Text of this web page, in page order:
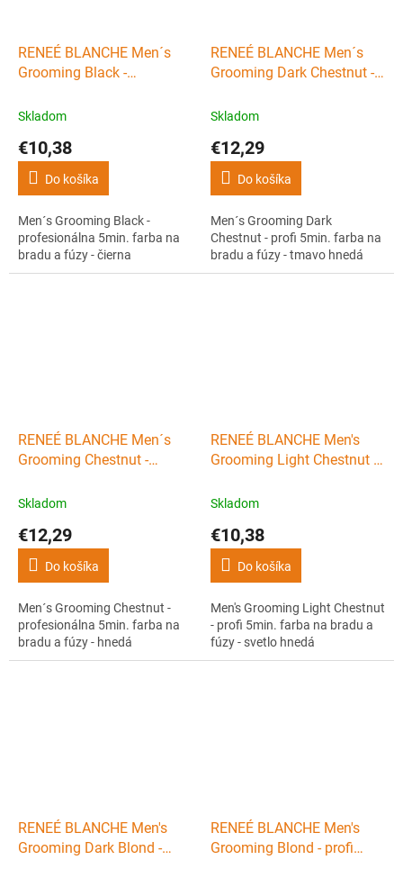
RENEÉ BLANCHE Men´s
Grooming Black -
na bradu a fúzy - čierna
Skladom
€10,38
Do košíka
Men´s Grooming Black -
profesionálna 5min. farba na
bradu a fúzy - čierna
RENEÉ BLANCHE Men´s
Grooming Dark Chestnut -
a fúzy - tmavo hnedá
Skladom
€12,29
Do košíka
Men´s Grooming Dark
Chestnut - profi 5min. farba na
bradu a fúzy - tmavo hnedá
RENEÉ BLANCHE Men´s
Grooming Chestnut -
na bradu a fúzy - hnedá
Skladom
€12,29
Do košíka
Men´s Grooming Chestnut -
profesionálna 5min. farba na
bradu a fúzy - hnedá
RENEÉ BLANCHE Men's
Grooming Light Chestnut -
a fúzy - svetlo hnedá
Skladom
€10,38
Do košíka
Men's Grooming Light Chestnut
- profi 5min. farba na bradu a
fúzy - svetlo hnedá
RENEÉ BLANCHE Men's
Grooming Dark Blond -
RENEÉ BLANCHE Men's
Grooming Blond - profi